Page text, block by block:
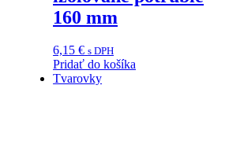
160 mm
6,15€ s DPH
Pridať do košíka
Tvarovky